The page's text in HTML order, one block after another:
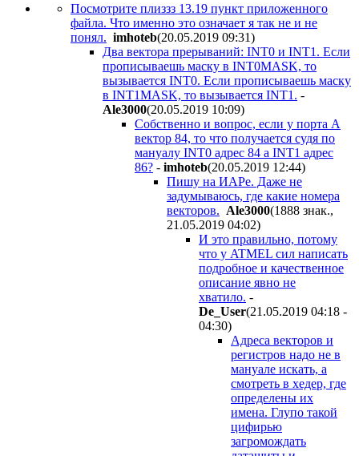
Посмотрите плиззз 13.19 пункт приложенного
файла. Что именно это означает я так не и не
понял. imhoteb(20.05.2019 09:31)
Два вектора прерываний: INT0 и INT1. Если
прописываешь маску в INT0MASK, то
вызывается INT0. Если прописываешь маску
в INT1MASK, то вызывается INT1. -
Ale3000(20.05.2019 10:09)
Собственно и вопрос, если у порта А
вектор 84, то что получается судя по
мануалу INT0 адрес 84 а INT1 адрес
86? - imhoteb(20.05.2019 12:44)
Пишу на ИАРе. Даже не
задумываюсь, где какие номера
векторов. Ale3000(1888 знак.,
21.05.2019 04:02)
И это правильно, потому
что у ATMEL сил написать
подробное и качественное
описание явно не
хватило. -
De_User(21.05.2019 04:18 -
04:30)
Адреса векторов и
регистров надо не в
мануале искать, а
смотреть в хедер, где
определены их
имена. Глупо такой
цифирью
загромождать